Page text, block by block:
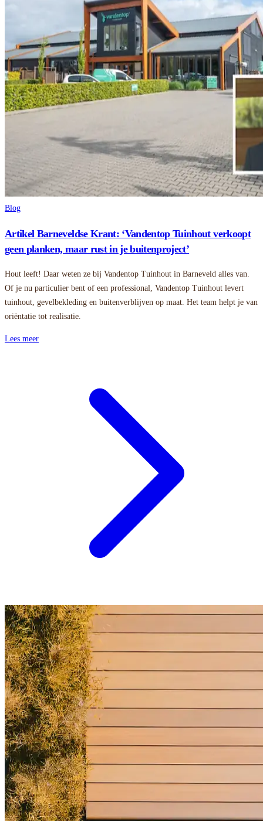
Blog
Artikel Barneveldse Krant: ‘Vandentop Tuinhout verkoopt
geen planken, maar rust in je buitenproject’
Hout leeft! Daar weten ze bij Vandentop Tuinhout in Barneveld alles van.
Of je nu particulier bent of een professional, Vandentop Tuinhout levert
tuinhout, gevelbekleding en buitenverblijven op maat. Het team helpt je van
oriëntatie tot realisatie.
Lees meer